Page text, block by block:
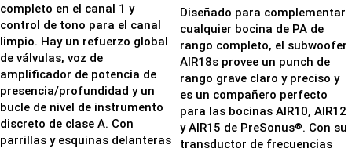
completo en el canal 1 y
control de tono para el canal
limpio. Hay un refuerzo global
de válvulas, voz de
amplificador de potencia de
presencia/profundidad y un
bucle de nivel de instrumento
discreto de clase A. Con
parrillas y esquinas delanteras
Diseñado para complementar
cualquier bocina de PA de
rango completo, el subwoofer
AIR18s provee un punch de
rango grave claro y preciso y
es un compañero perfecto
para las bocinas AIR10, AIR12
y AIR15 de PreSonus®. Con su
transductor de frecuencias